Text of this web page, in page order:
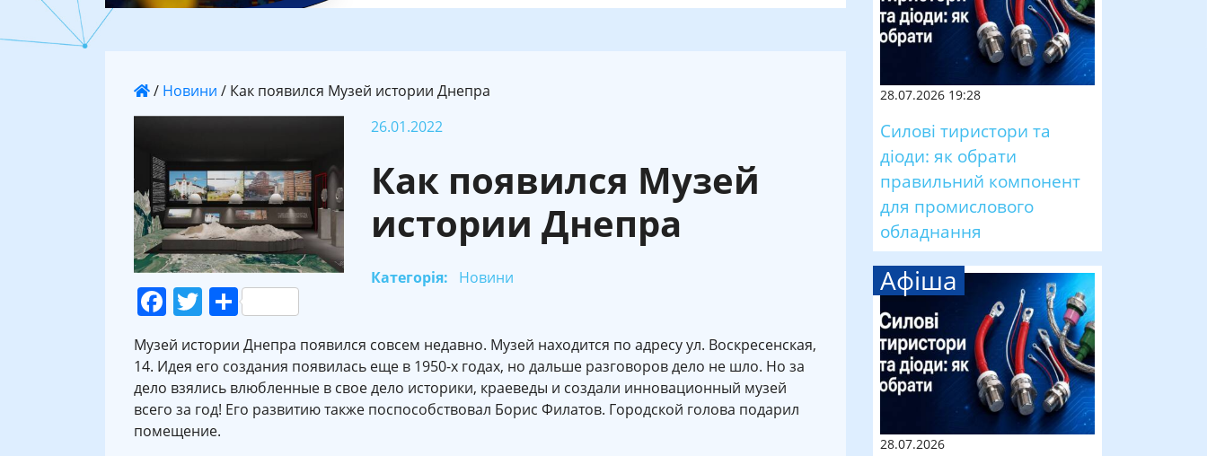
/ Новини / Как появился Музей истории Днепра
Facebook
Twitter
Поділитися
26.01.2022
Как появился Музей
истории Днепра
Категорія: Новини
Музей истории Днепра появился совсем недавно. Музей находится по адресу ул. Воскресенская,
14. Идея его создания появилась еще в 1950-х годах, но дальше разговоров дело не шло. Но за
дело взялись влюбленные в свое дело историки, краеведы и создали инновационный музей
всего за год! Его развитию также поспособствовал Борис Филатов. Городской голова подарил
помещение.
28.07.2026 19:28
Силові тиристори та
діоди: як обрати
правильний компонент
для промислового
обладнання
Афіша
28.07.2026